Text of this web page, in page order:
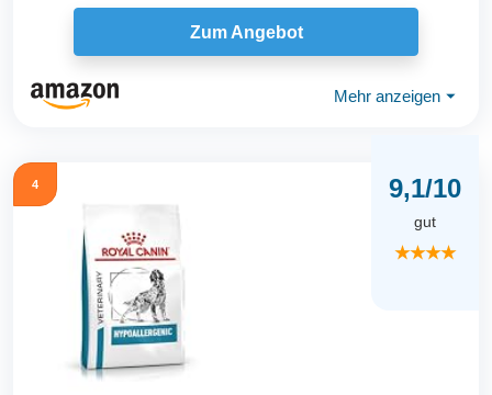
Hundefutter...
Zum Angebot
Mehr anzeigen ⏷
4 9,1/10
gut
★★★★